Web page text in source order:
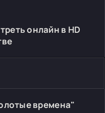
онлайн в HD
времена"